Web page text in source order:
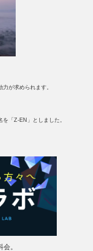
が求められます。
「Z-EN」としました。
。